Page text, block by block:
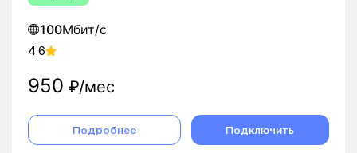
100Мбит/с
4.6
950 ₽/мес
Подробнее Подключить